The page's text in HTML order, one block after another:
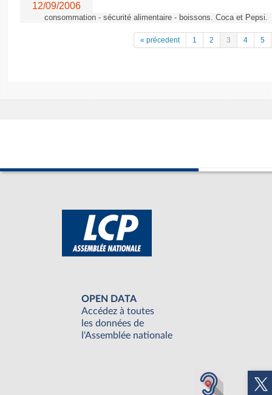
12/09/2006
consommation - sécurité alimentaire - boissons. Coca et Pepsi.
« précedent 1 2 3 4 5
OPEN DATA
Accédez à toutes
les données de
l'Assemblée nationale